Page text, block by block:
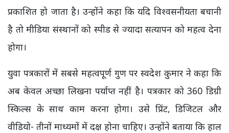
प्रकाशित हो जाता है। उन्होंने कहा कि यदि विश्वसनीयता बचानी
है तो मीडिया संस्थानों को स्पीड से ज्यादा सत्यापन को महत्व देना
होगा।
युवा पत्रकारों में सबसे महत्वपूर्ण गुण पर स्वदेश कुमार ने कहा कि
अब केवल अच्छा लिखना पर्याप्त नहीं है। पत्रकार को 360 डिग्री
स्किल्स के साथ काम करना होगा। उसे प्रिंट, डिजिटल और
वीडियो- तीनों माध्यमों में दक्ष होना चाहिए। उन्होंने बताया कि हाल